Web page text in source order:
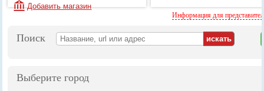
Добавить магазин
Информация для
Поиск
Выберите город